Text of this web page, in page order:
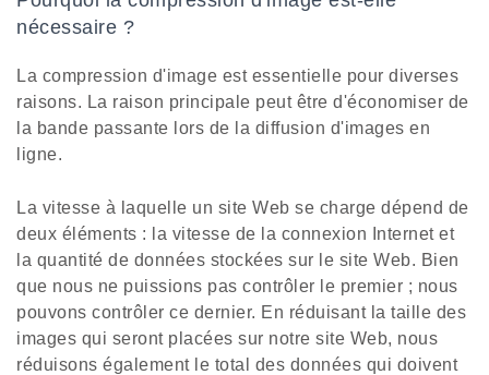
nécessaire ?
La compression d'image est essentielle pour diverses
raisons. La raison principale peut être d'économiser de
la bande passante lors de la diffusion d'images en
ligne.
La vitesse à laquelle un site Web se charge dépend de
deux éléments : la vitesse de la connexion Internet et
la quantité de données stockées sur le site Web. Bien
que nous ne puissions pas contrôler le premier ; nous
pouvons contrôler ce dernier. En réduisant la taille des
images qui seront placées sur notre site Web, nous
réduisons également le total des données qui doivent